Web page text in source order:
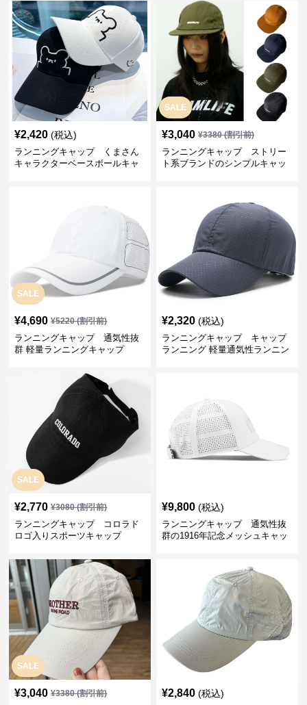
¥2,420 (税込)
ランニングキャップ くまさん
キャラクターベースボールキャ
SALE
¥3,040 ¥3380(割引前)
ランニングキャップ ストリー
ト系ブランドのシンプルキャッ
SALE
¥4,690 ¥5220(割引前)
ランニングキャップ 通気性抜
群 軽量ランニングキャップ
¥2,320 (税込)
ランニングキャップ キャップ
ランニング 軽量通気性ランニン
SALE
¥2,770 ¥3080(割引前)
ランニングキャップ コロラド
ロゴ入りスポーツキャップ
¥9,800 (税込)
ランニングキャップ 通気性抜
群の1916年記念メッシュキャッ
SALE
¥3,040 ¥3380(割引前) ¥2,840 (税込)